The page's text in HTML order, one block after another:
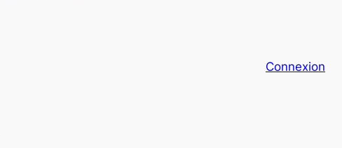
Connexion